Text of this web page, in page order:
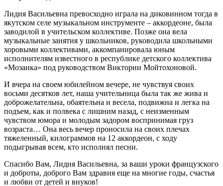
Лидия Васильевна превосходно играла на диковинном тогда в
якутском селе музыкальном инструменте – аккордеоне, была
заводилой в учительском коллективе. Позже она вела
музыкальные занятия у школьников, руководила школьными
хоровыми коллективами, аккомпанировала юным
исполнителям известного в республике детского коллектива
«Мозаика» под руководством Виктории Мойтохоновой.
И вчера на своем юбилейном вечере, не чувствуя своих
восьми десятков лет, наша учительница была так же жива и
доброжелательна, обаятельна и весела, подвижна и легка на
подъем, как и полвека с лишним назад, с неизменным
чувством юмора и молодым задором воспринимая груз
возраста… Она весь вечер проносила на своих плечах
тяжеленный, килограммов на 12 аккордеон, с ходу
подыгрывая всем, кто исполнял песни.
Спасибо Вам, Лидия Васильевна, за ваши уроки французского
и доброты, доброго Вам здравия еще на многие годы, счастья
и любви от детей и внуков!